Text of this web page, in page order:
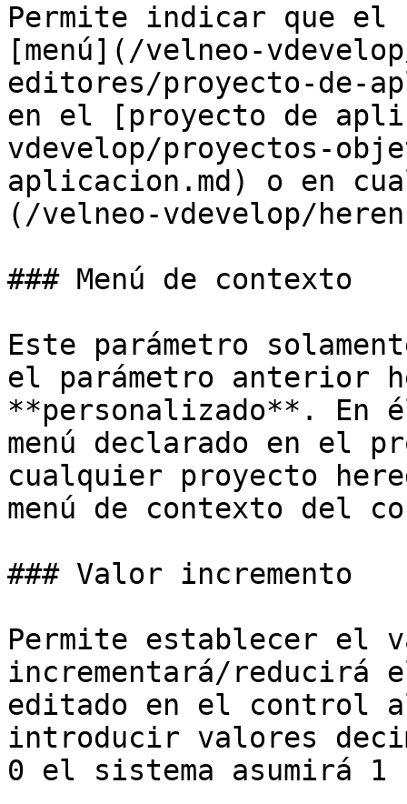
Permite indicar que el
[menú](/velneo-
editores/proyecto-de-
en el [proyecto de
vdevelop/proyectos-
aplicacion.md) o en
(/velneo-vdevelop/
### Menú de contexto
Este parámetro
el parámetro anterior
**personalizado**. En
menú declarado en el
cualquier proyecto
menú de contexto del
### Valor incremento
Permite establecer el
incrementará/reducirá
editado en el control
introducir valores
0 el sistema asumirá 1